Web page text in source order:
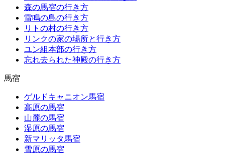
森の馬宿の行き方
雷鳴の島の行き方
リトの村の行き方
リンクの家の場所と行き方
ユン組本部の行き方
忘れ去られた神殿の行き方
馬宿
ゲルドキャニオン馬宿
高原の馬宿
山麓の馬宿
湿原の馬宿
新マリッタ馬宿
雪原の馬宿